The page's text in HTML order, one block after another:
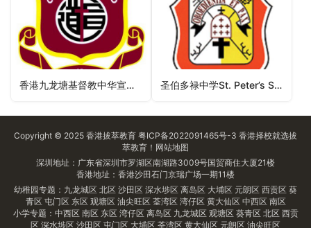
香港九龙塘基督教中华宣道会陈瑞芝纪念中学Christian Alliance S C Chan Memorial College（屯门区中学） 圣伯多禄中学St. Peter’s Secondary School（南区中学）
Copyright © 2025 香港拔萃教育 粤ICP备2022091465号-3 香港择校就选拔
萃教育！ 网站地图
深圳地址：广东省深圳市罗湖区南湖路3009号国贸商住大厦21楼
香港地址：香港沙田石门京瑞广场一期11楼
幼稚园专题： 九龙城区 北区 沙田区 深水埗区 离岛区 大埔区 元朗区 西贡区 葵
青区 屯门区 东区 观塘区 油尖旺区 荃湾区 湾仔区 黄大仙区 中西区 南区
小学专题： 中西区 南区 东区 湾仔区 离岛区 九龙城区 观塘区 葵青区 北区 西贡
区 深水埗区 沙田区 屯门区 大埔区 荃湾区 黄大仙区 元朗区 油尖旺区